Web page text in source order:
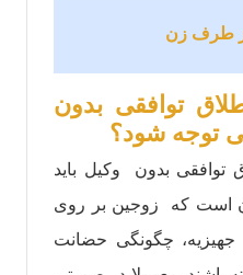
طرف زن
توافقی بدون
توجه شود؟
توافقی بدون وکیل باید
است که زوجین بر روی
جهیزیه، چگونگی حضانت